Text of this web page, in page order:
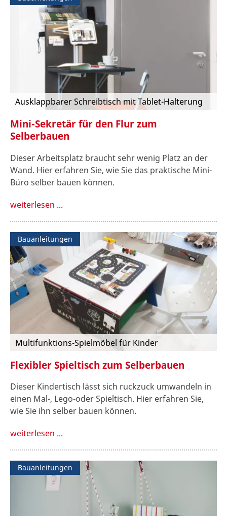
Ausklappbarer Schreibtisch mit Tablet-Halterung
Mini-Sekretär für den Flur zum
Selberbauen
Dieser Arbeitsplatz braucht sehr wenig Platz an der
Wand. Hier erfahren Sie, wie Sie das praktische Mini-
Büro selber bauen können.
weiterlesen ...
Bauanleitungen
Multifunktions-Spielmöbel für Kinder
Flexibler Spieltisch zum Selberbauen
Dieser Kindertisch lässt sich ruckzuck umwandeln in
einen Mal-, Lego-oder Spieltisch. Hier erfahren Sie,
wie Sie ihn selber bauen können.
weiterlesen ...
Bauanleitungen